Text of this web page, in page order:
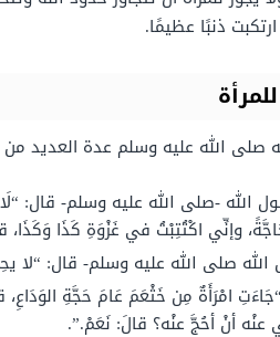
ذنبًا عظيمًا.
صلى الله عليه وسلم عدة العديد
-صلى الله عليه وسلم- قال:
وإنِّي اكْتُتِبْتُ في غَزْوَةِ كَذَا
صلى الله عليه وسلم- قال: “لا
امْرَأَةٌ مِن خَثْعَمَ عَامَ حَجَّةِ
أنْ أحُجَّ عنْه؟ قالَ: نَعَمْ.”.